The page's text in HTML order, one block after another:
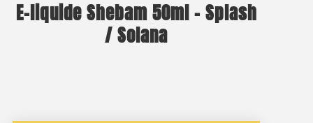
E-liquide Shebam 50ml – Splash
/ Solana